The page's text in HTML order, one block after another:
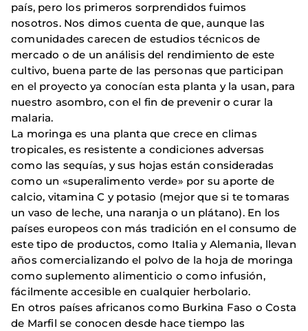
país, pero los primeros sorprendidos fuimos
nosotros. Nos dimos cuenta de que, aunque las
comuni­dades carecen de estudios técnicos de
mercado o de un análisis del rendi­miento de este
cultivo, buena parte de las personas que participan
en el pro­yecto ya conocían esta planta y la usan, para
nuestro asombro, con el fin de prevenir o curar la
malaria.
La moringa es una planta que crece en climas
tropicales, es resistente a condiciones adversas
como las sequías, y sus hojas están consideradas
como un «superalimento verde» por su aporte de
calcio, vitamina C y potasio (mejor que si te tomaras
un vaso de leche, una naranja o un plátano). En los
países europeos con más tradición en el consumo de
este tipo de productos, como Italia y Alemania, llevan
años comercializando el polvo de la hoja de moringa
como suplemento alimenticio o como infusión,
fácilmente accesible en cual­quier herbolario.
En otros países africanos como Burkina Faso o Costa
de Marfil se conocen desde hace tiempo las